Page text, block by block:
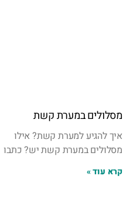
מסלולים במערת קשת
איך להגיע למערת קשת? אילו
מסלולים במערת קשת יש? כתבו
קרא עוד »